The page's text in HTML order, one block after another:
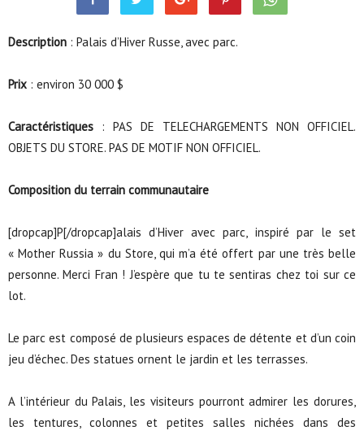
Description : Palais d’Hiver Russe, avec parc.
Prix : environ 30 000 $
Caractéristiques : PAS DE TELECHARGEMENTS NON OFFICIEL.
OBJETS DU STORE. PAS DE MOTIF NON OFFICIEL.
Composition du terrain communautaire
[dropcap]P[/dropcap]alais d’Hiver avec parc, inspiré par le set
« Mother Russia » du Store, qui m’a été offert par une très belle
personne. Merci Fran ! J’espère que tu te sentiras chez toi sur ce
lot.
Le parc est composé de plusieurs espaces de détente et d’un coin
jeu d’échec. Des statues ornent le jardin et les terrasses.
A l’intérieur du Palais, les visiteurs pourront admirer les dorures,
les tentures, colonnes et petites salles nichées dans des